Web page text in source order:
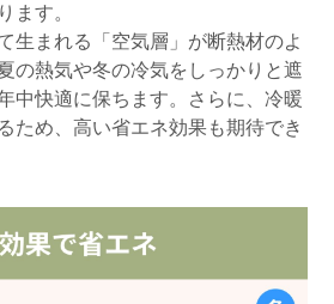
ます。
生まれる「空気層」が断熱材のよ
の熱気や冬の冷気をしっかりと遮
中快適に保ちます。さらに、冷暖
ため、高い省エネ効果も期待でき